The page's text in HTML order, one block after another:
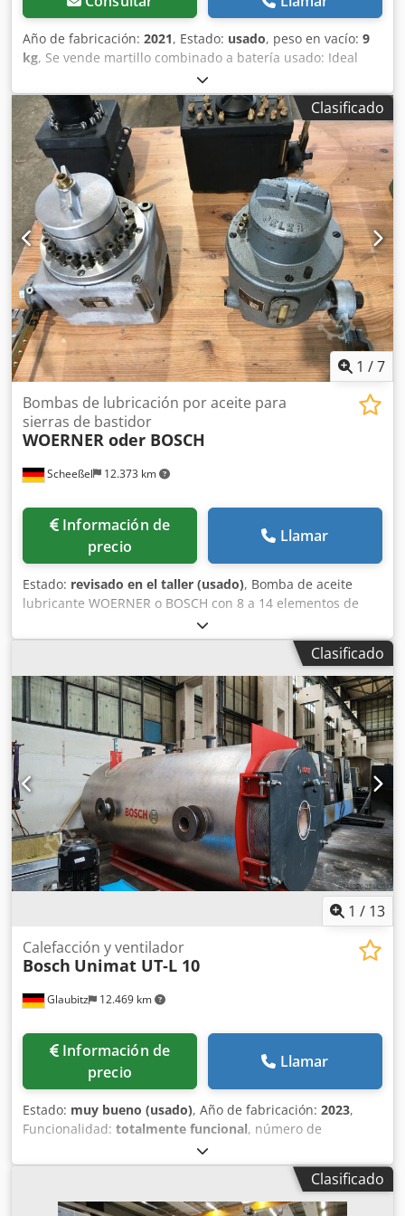
Año de fabricación: 2021, Estado: usado, peso en vacío: 9
kg, Se vende martillo combinado a batería usado: Ideal
para trabajos pesados. Independiente de la red eléctrica.
Año de fabricación: 2021 Incluye 2 baterías (12 Ah),
cargador y maletín. Dcjdpfx Aezqhp Esntjk Para taladrar y
cincelar. 3 velocidades. Precio: 750 €, IVA incluido.
¡Disponibles varias unidades en stock!
Clasificado
1 /7
Scheeßel 12.373 km
Bombas de lubricación por aceite para
sierras de bastidor
WOERNER oder BOSCH
Información de
precio
Llamar
Estado: revisado en el taller (usado), Bomba de aceite
lubricante WOERNER o BOSCH con 8 a 14 elementos de
bombeo y accionamiento oscilante, la cantidad de aceite
suministrada por cada elemento de bomba es regulable
Clasificado
1 / 13
Glaubitz 12.469 km
Calefacción y ventilador
Bosch Unimat UT‑L 10
Información de
precio
Llamar
Estado: muy bueno (usado), Año de fabricación: 2023,
Funcionalidad: totalmente funcional, número de
, potencia:
CV), peso total:2.600 kg, ancho total:1.424 mm, longitud
, presión:6 bar,
capacidad de calefacción:1.300 kW (1.767,51 CV),
Clasificado